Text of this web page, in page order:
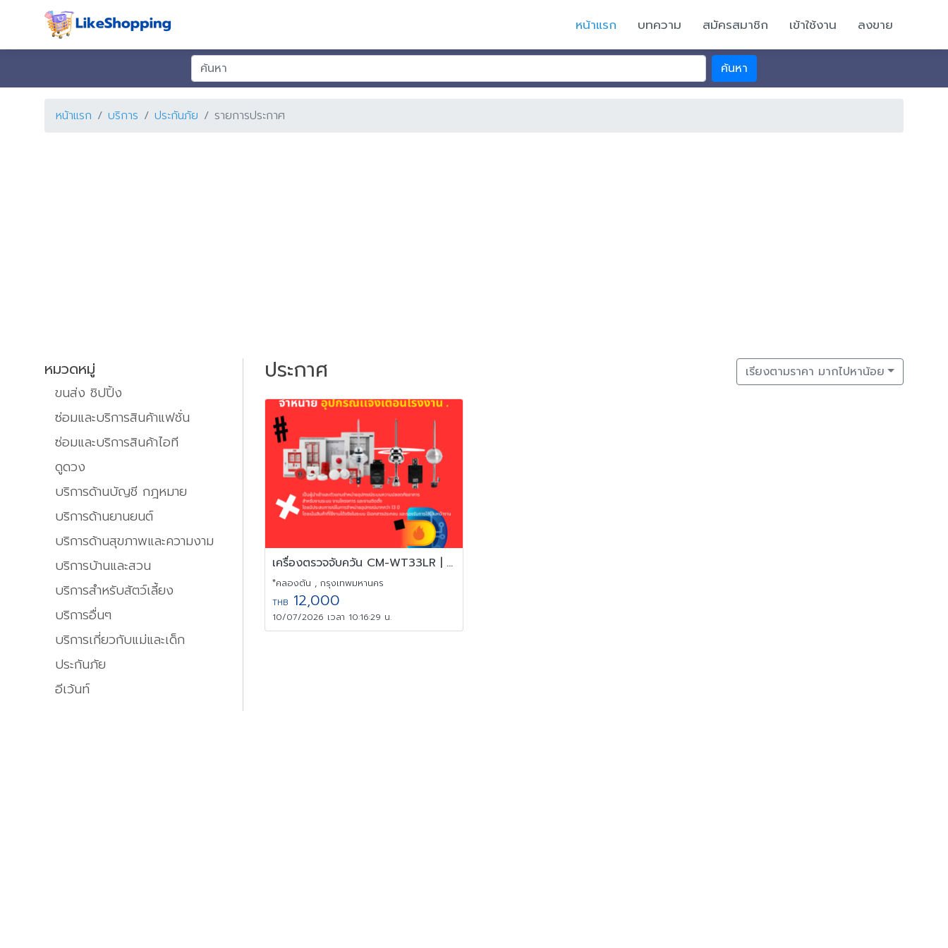
หน้าแรก บทความ สมัครสมาชิก เข้าใช้งาน ลงขาย
ค้นหา
หน้าแรก บริการ ประกันภัย รายการประกาศ
หมวดหมู่
ขนส่ง ชิปปิ้ง
ซ่อมและบริการสินค้าแฟชั่น
ซ่อมและบริการสินค้าไอที
ดูดวง
บริการด้านบัญชี กฎหมาย
บริการด้านยานยนต์
บริการด้านสุขภาพและความงาม
บริการบ้านและสวน
บริการสำหรับสัตว์เลี้ยง
บริการอื่นๆ
บริการเกี่ยวกับแม่และเด็ก
ประกันภัย
อีเว้นท์
ประกาศ เรียงตามราคา มากไปหาน้อย
เครื่องตรวจจับควัน CM-WT33LR | Photoelectric Smoke Detector
*คลองตัน , กรุงเทพมหานคร
THB 12,000
10/07/2026 เวลา 10:16:29 น.